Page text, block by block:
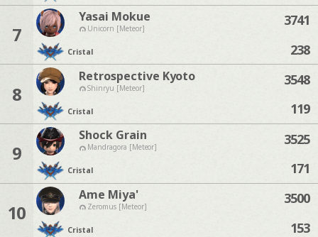
7
Yasai Mokue
Unicorn [Meteor]
Cristal
3741
238
8
Retrospective Kyoto
Shinryu [Meteor]
Cristal
3548
119
9
Shock Grain
Mandragora [Meteor]
Cristal
3525
171
10
Ame Miya'
Zeromus [Meteor]
Cristal
3500
153